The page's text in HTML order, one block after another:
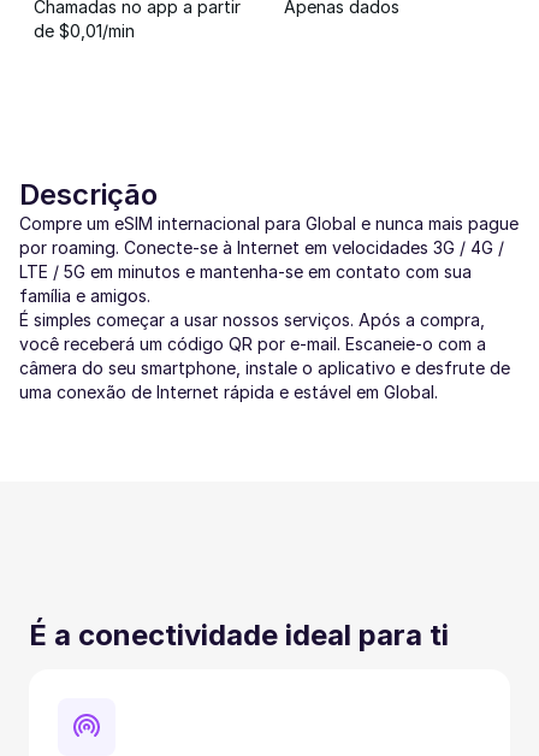
Chamadas no app a partir
de $0,01/min
Apenas dados
Descrição
Compre um eSIM internacional para Global e nunca mais pague
por roaming. Conecte-se à Internet em velocidades 3G / 4G /
LTE / 5G em minutos e mantenha-se em contato com sua
família e amigos.
É simples começar a usar nossos serviços. Após a compra,
você receberá um código QR por e-mail. Escaneie-o com a
câmera do seu smartphone, instale o aplicativo e desfrute de
uma conexão de Internet rápida e estável em Global.
É a conectividade ideal para ti